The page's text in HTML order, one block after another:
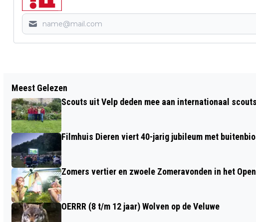
UITSLAG WEDVLUCHTEN
POSTDUIVENVERENIGING VELP-ZUID
Meest Gelezen
Scouts uit Velp deden mee aan internationaal
Filmhuis Dieren viert 40-jarig jubileum met
Zomers vertier en zwoele Zomeravonden in het
OERRR (8 t/m 12 jaar) Wolven op de Veluwe